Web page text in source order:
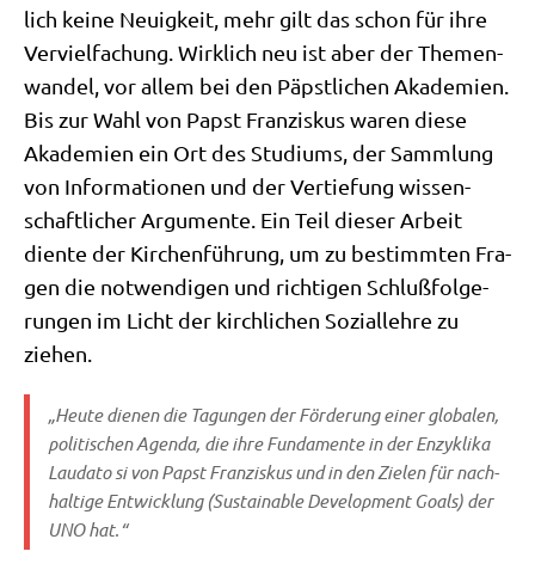
lich kei­ne Neu­ig­keit, mehr gilt das schon für ihre
Ver­viel­fa­chung. Wirk­lich neu ist aber der The­men­
wan­del, vor allem bei den Päpst­li­chen Aka­de­mien.
Bis zur Wahl von Papst Fran­zis­kus waren die­se
Aka­de­mien ein Ort des Stu­di­ums, der Samm­lung
von Infor­ma­tio­nen und der Ver­tie­fung wis­sen­
schaft­li­cher Argu­men­te. Ein Teil die­ser Arbeit
dien­te der Kir­chen­füh­rung, um zu bestimm­ten Fra­
gen die not­wen­di­gen und rich­ti­gen Schluß­fol­ge­
run­gen im Licht der kirch­li­chen Sozi­al­leh­re zu
ziehen.
„Heu­te die­nen die Tagun­gen der För­de­rung einer glo­ba­len,
poli­ti­schen Agen­da, die ihre Fun­da­men­te in der Enzy­kli­ka
Lau­da­to sivon Papst Fran­zis­kus und in denZie­len für nach­
hal­ti­ge Ent­wick­lung(Sus­tainable Deve­lo­p­ment Goals) der
UNO hat.“